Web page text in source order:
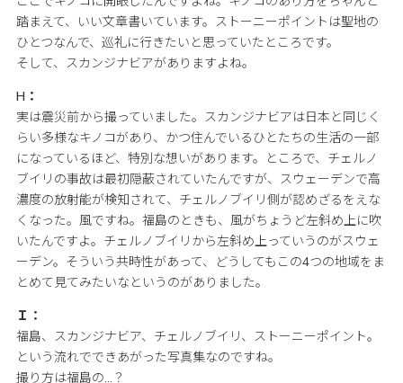
踏まえて、いい文章書いています。ストーニーポイントは聖地の
ひとつなんで、巡礼に行きたいと思っていたところです。
そして、スカンジナビアがありますよね。
H：
実は震災前から撮っていました。スカンジナビアは日本と同じく
らい多様なキノコがあり、かつ住んでいるひとたちの生活の一部
になっているほど、特別な想いがあります。ところで、チェルノ
ブイリの事故は最初隠蔽されていたんですが、スウェーデンで高
濃度の放射能が検知されて、チェルノブイリ側が認めざるをえな
くなった。風ですね。福島のときも、風がちょうど左斜め上に吹
いたんですよ。チェルノブイリから左斜め上っていうのがスウェ
ーデン。そういう共時性があって、どうしてもこの4つの地域をま
とめて見てみたいなというのがありました。
Ｉ：
福島、スカンジナビア、チェルノブイリ、ストーニーポイント。
という流れでできあがった写真集なのですね。
撮り方は福島の…？